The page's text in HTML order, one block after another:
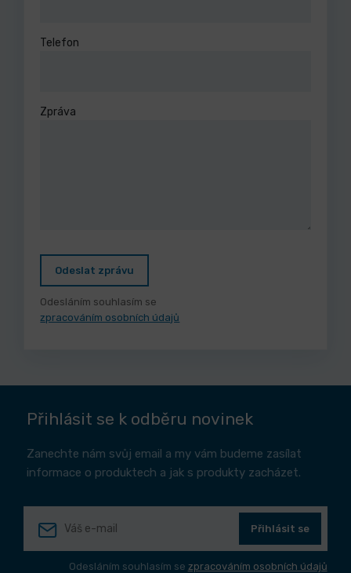
Telefon
Zpráva
Odeslat zprávu
Odesláním souhlasím se
zpracováním osobních údajů
Přihlásit se k odběru novinek
Zanechte nám svůj email a my vám budeme zasílat
informace o produktech a jak s produkty zacházet.
Přihlásit se
Odesláním souhlasím se zpracováním osobních údajů